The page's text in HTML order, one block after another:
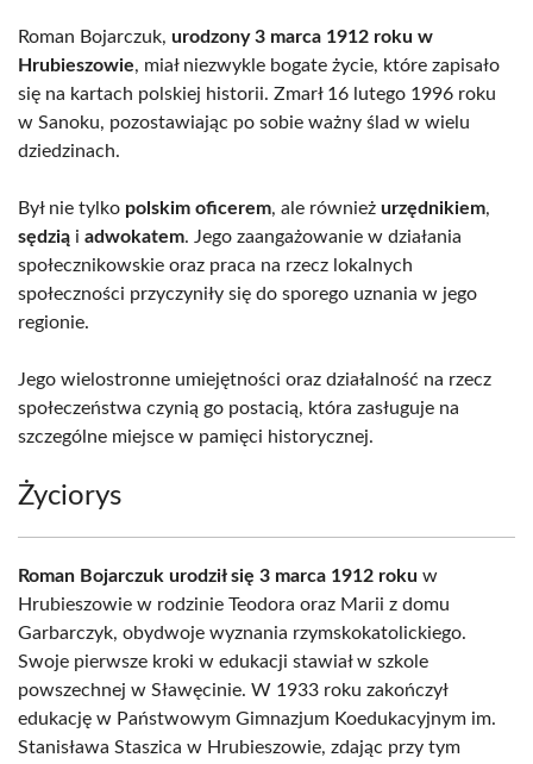
Roman Bojarczuk, urodzony 3 marca 1912 roku w
Hrubieszowie, miał niezwykle bogate życie, które zapisało
się na kartach polskiej historii. Zmarł 16 lutego 1996 roku
w Sanoku, pozostawiając po sobie ważny ślad w wielu
dziedzinach.
Był nie tylko polskim oficerem, ale również urzędnikiem,
sędzią i adwokatem. Jego zaangażowanie w działania
społecznikowskie oraz praca na rzecz lokalnych
społeczności przyczyniły się do sporego uznania w jego
regionie.
Jego wielostronne umiejętności oraz działalność na rzecz
społeczeństwa czynią go postacią, która zasługuje na
szczególne miejsce w pamięci historycznej.
Życiorys
Roman Bojarczuk urodził się 3 marca 1912 roku w
Hrubieszowie w rodzinie Teodora oraz Marii z domu
Garbarczyk, obydwoje wyznania rzymskokatolickiego.
Swoje pierwsze kroki w edukacji stawiał w szkole
powszechnej w Sławęcinie. W 1933 roku zakończył
edukację w Państwowym Gimnazjum Koedukacyjnym im.
Stanisława Staszica w Hrubieszowie, zdając przy tym